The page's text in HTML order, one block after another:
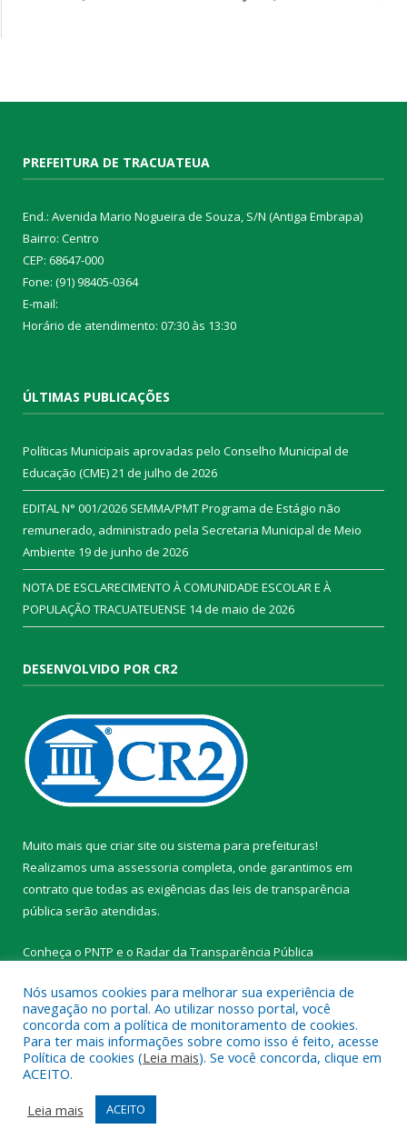
PREFEITURA DE TRACUATEUA
End.: Avenida Mario Nogueira de Souza, S/N (Antiga Embrapa)
Bairro: Centro
CEP: 68647-000
Fone: (91) 98405-0364
E-mail:
Horário de atendimento: 07:30 às 13:30
ÚLTIMAS PUBLICAÇÕES
Políticas Municipais aprovadas pelo Conselho Municipal de
Educação (CME)21 de julho de 2026
EDITAL N° 001/2026 SEMMA/PMT Programa de Estágio não
remunerado, administrado pela Secretaria Municipal de Meio
Ambiente 19 de junho de 2026
NOTA DE ESCLARECIMENTO À COMUNIDADE ESCOLAR E À
POPULAÇÃO TRACUATEUENSE 14 de maio de 2026
DESENVOLVIDO POR CR2
Muito mais que criar site ou sistema para prefeituras!
Realizamos uma assessoria completa, onde garantimos em
contrato que todas as exigências das leis de transparência
pública serão atendidas.
Conheça o PNTP e o Radar da Transparência Pública
Todos os direitos reservados a Prefeitura Municipal de
Tracuateua.
Mapa do Site
Acessar Área Administrativa
Acessar Webmail
Nós usamos cookies para melhorar sua experiência de
navegação no portal. Ao utilizar nosso portal, você
concorda com a política de monitoramento de cookies.
Para ter mais informações sobre como isso é feito, acesse
Política de cookies (Leia mais). Se você concorda, clique em
ACEITO.
Leia mais
ACEITO